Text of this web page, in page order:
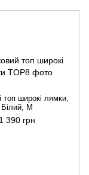
широкі лямки,
Білий, M
1 390 грн